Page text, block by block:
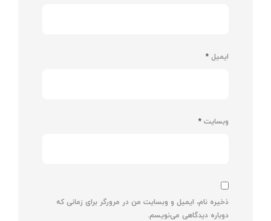
ایمیل *
وبسایت *
ذخیره نام، ایمیل و وبسایت من در مرورگر برای زمانی که
دوباره دیدگاهی می‌نویسم.